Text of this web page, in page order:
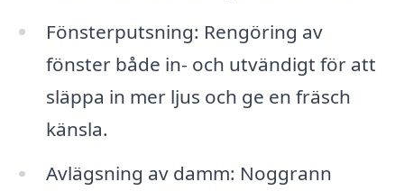
Fönsterputsning: Rengöring av
fönster både in- och utvändigt för att
släppa in mer ljus och ge en fräsch
känsla.
Avlägsning av damm: Noggrann